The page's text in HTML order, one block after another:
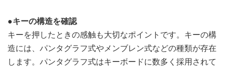
●キーの構造を確認
キーを押したときの感触も大切なポイントです。キーの構
造には、パンタグラフ式やメンブレン式などの種類が存在
します。パンタグラフ式はキーボードに数多く採用されて